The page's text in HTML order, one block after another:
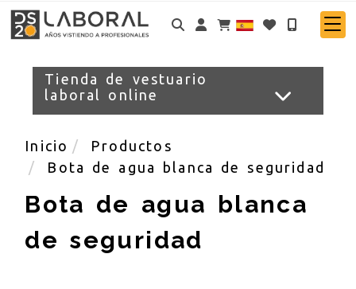
Identifícate
Tienda de vestuario
laboral online
Inicio
Productos
Bota de agua blanca de seguridad
Bota de agua blanca
de seguridad